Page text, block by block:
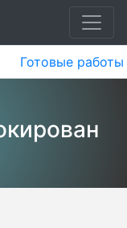
Готовые работы